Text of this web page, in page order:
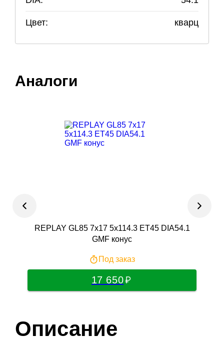
Цвет: кварц
Аналоги
REPLAY GL85 7x17 5x114.3 ET45 DIA54.1
GMF конус
Под заказ
17 650
Описание